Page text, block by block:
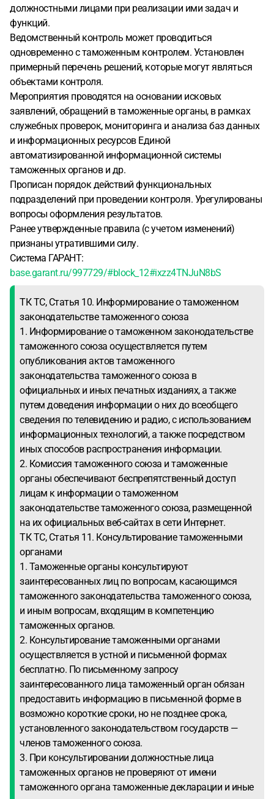
должностными лицами при реализации ими задач и
функций.
Ведомственный контроль может проводиться
одновременно с таможенным контролем. Установлен
примерный перечень решений, которые могут являться
объектами контроля.
Мероприятия проводятся на основании исковых
заявлений, обращений в таможенные органы, в рамках
служебных проверок, мониторинга и анализа баз данных
и информационных ресурсов Единой
автоматизированной информационной системы
таможенных органов и др.
Прописан порядок действий функциональных
подразделений при проведении контроля. Урегулированы
вопросы оформления результатов.
Ранее утвержденные правила (с учетом изменений)
признаны утратившими силу.
Система ГАРАНТ:
base.garant.ru/997729/#block_12#ixzz4TNJuN8bS
ТК ТС, Статья 10. Информирование о таможенном
законодательстве таможенного союза
1. Информирование о таможенном законодательстве
таможенного союза осуществляется путем
опубликования актов таможенного
законодательства таможенного союза в
официальных и иных печатных изданиях, а также
путем доведения информации о них до всеобщего
сведения по телевидению и радио, с использованием
информационных технологий, а также посредством
иных способов распространения информации.
2. Комиссия таможенного союза и таможенные
органы обеспечивают беспрепятственный доступ
лицам к информации о таможенном
законодательстве таможенного союза, размещенной
на их официальных веб-сайтах в сети Интернет.
ТК ТС, Статья 11. Консультирование таможенными
органами
1. Таможенные органы консультируют
заинтересованных лиц по вопросам, касающимся
таможенного законодательства таможенного союза,
и иным вопросам, входящим в компетенцию
таможенных органов.
2. Консультирование таможенными органами
осуществляется в устной и письменной формах
бесплатно. По письменному запросу
заинтересованного лица таможенный орган обязан
предоставить информацию в письменной форме в
возможно короткие сроки, но не позднее срока,
установленного законодательством государств —
членов таможенного союза.
3. При консультировании должностные лица
таможенных органов не проверяют от имени
таможенного органа таможенные декларации и иные